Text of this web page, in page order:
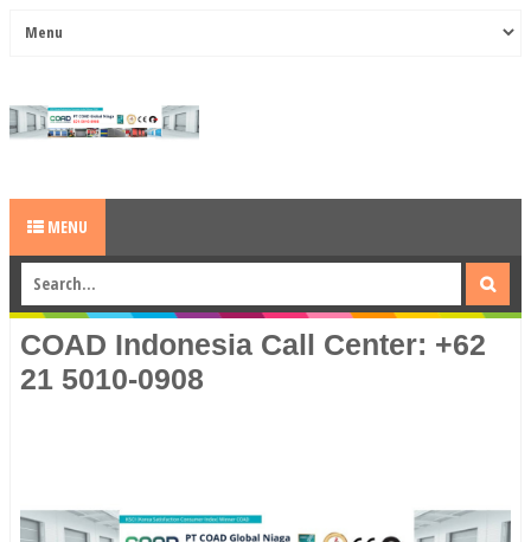
MENU
COAD Indonesia Call Center: +62
21 5010-0908